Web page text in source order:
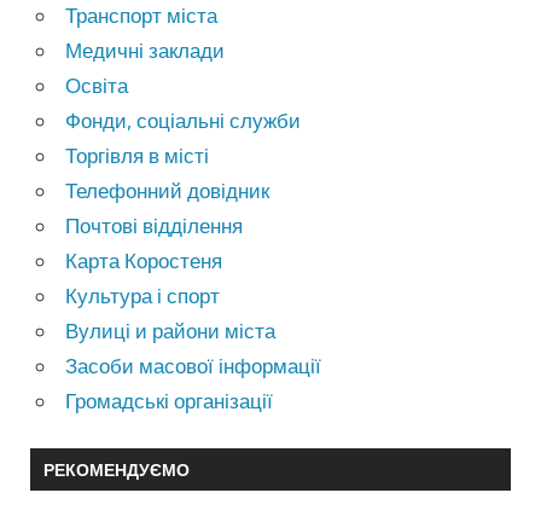
Транспорт міста
Медичні заклади
Освіта
Фонди, соціальні служби
Торгівля в місті
Телефонний довідник
Почтові відділення
Карта Коростеня
Культура і спорт
Вулиці и райони міста
Засоби масової інформації
Громадські організації
РЕКОМЕНДУЄМО